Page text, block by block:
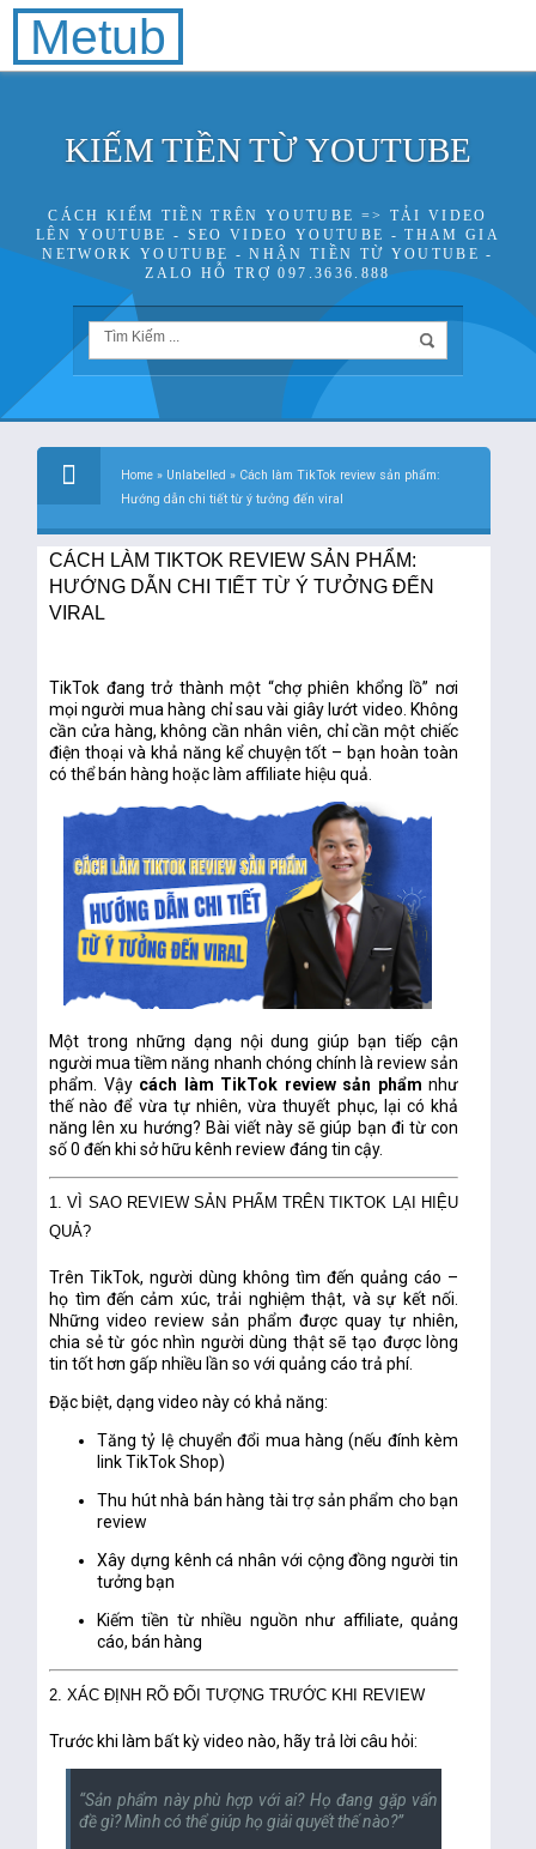
Metub
KIẾM TIỀN TỪ YOUTUBE
CÁCH KIẾM TIỀN TRÊN YOUTUBE => TẢI VIDEO
LÊN YOUTUBE - SEO VIDEO YOUTUBE - THAM GIA
NETWORK YOUTUBE - NHẬN TIỀN TỪ YOUTUBE -
ZALO HỖ TRỢ 097.3636.888
Home » Unlabelled » Cách làm TikTok review sản phẩm:
Hướng dẫn chi tiết từ ý tưởng đến viral
CÁCH LÀM TIKTOK REVIEW SẢN PHẨM:
HƯỚNG DẪN CHI TIẾT TỪ Ý TƯỞNG ĐẾN
VIRAL
TikTok đang trở thành một “chợ phiên khổng lồ” nơi
mọi người mua hàng chỉ sau vài giây lướt video. Không
cần cửa hàng, không cần nhân viên, chỉ cần một chiếc
điện thoại và khả năng kể chuyện tốt – bạn hoàn toàn
có thể bán hàng hoặc làm affiliate hiệu quả.
Một trong những dạng nội dung giúp bạn tiếp cận
người mua tiềm năng nhanh chóng chính là review sản
phẩm . Vậy cách làm TikTok review sản phẩm như
thế nào để vừa tự nhiên, vừa thuyết phục, lại có khả
năng lên xu hướng? Bài viết này sẽ giúp bạn đi từ con
số 0 đến khi sở hữu kênh review đáng tin cậy.
1. VÌ SAO REVIEW SẢN PHẨM TRÊN TIKTOK LẠI HIỆU
QUẢ?
Trên TikTok, người dùng không tìm đến quảng cáo –
họ tìm đến cảm xúc, trải nghiệm thật, và sự kết nối.
Những video review sản phẩm được quay tự nhiên,
chia sẻ từ góc nhìn người dùng thật sẽ tạo được lòng
tin tốt hơn gấp nhiều lần so với quảng cáo trả phí.
Đặc biệt, dạng video này có khả năng:
Tăng tỷ lệ chuyển đổi mua hàng (nếu đính kèm
link TikTok Shop)
Thu hút nhà bán hàng tài trợ sản phẩm cho bạn
review
Xây dựng kênh cá nhân với cộng đồng người tin
tưởng bạn
Kiếm tiền từ nhiều nguồn như affiliate, quảng
cáo, bán hàng
2. XÁC ĐỊNH RÕ ĐỐI TƯỢNG TRƯỚC KHI REVIEW
Trước khi làm bất kỳ video nào, hãy trả lời câu hỏi:
“Sản phẩm này phù hợp với ai? Họ đang gặp vấn
đề gì? Mình có thể giúp họ giải quyết thế nào?”